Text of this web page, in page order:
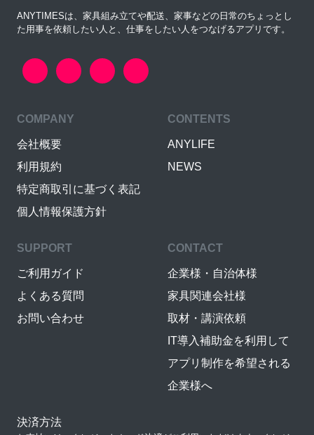
ANYTIMESは、家具組み立てや配送、家事などの日常のちょっとし
た用事を依頼したい人と、仕事をしたい人をつなげるアプリです。
COMPANY
会社概要
利用規約
特定商取引に基づく表記
個人情報保護方針
CONTENTS
ANYLIFE
NEWS
SUPPORT
ご利用ガイド
よくある質問
お問い合わせ
CONTACT
企業様・自治体様
家具関連会社様
取材・講演依頼
IT導入補助金を利用して
アプリ制作を希望される
企業様へ
決済方法